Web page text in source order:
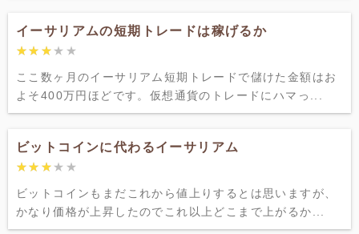
イーサリアムの短期トレードは稼げるか
★★★★★
★★★★★
ここ数ヶ月のイーサリアム短期トレードで儲けた金額はお
よそ400万円ほどです。仮想通貨のトレードにハマっ...
ビットコインに代わるイーサリアム
★★★★★
★★★★★
ビットコインもまだこれから値上りするとは思いますが、
かなり価格が上昇したのでこれ以上どこまで上がるか...